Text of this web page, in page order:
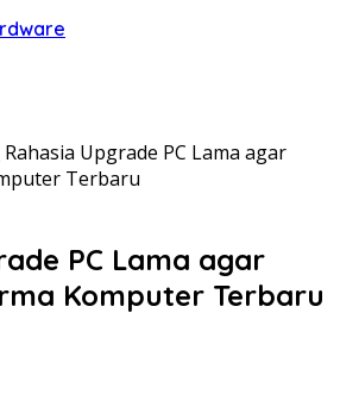
Rahasia Upgrade PC Lama agar
Terbaru
PC Lama agar
Komputer Terbaru